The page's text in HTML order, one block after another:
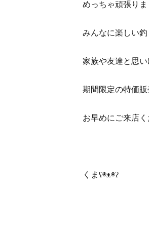
めっちゃ頑張り
みんなに楽しい
家族や友達と思
期間限定の特価
お早めにご来店
くまʕ◉ᴥ◉ʔ